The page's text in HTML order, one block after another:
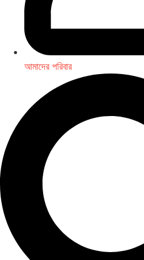
আমাদের পরিবার